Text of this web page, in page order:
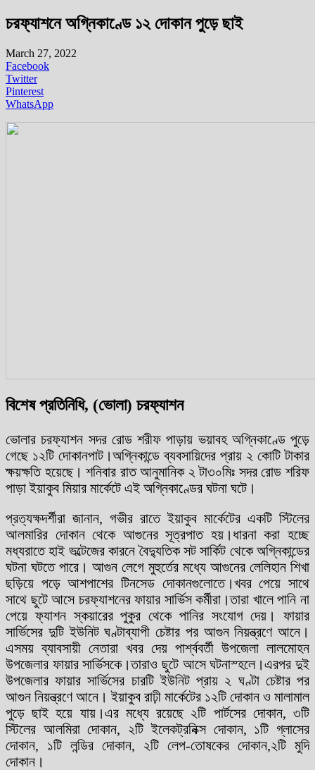
চরফ্যাশনে অগ্নিকাণ্ডে ১২ দোকান পুড়ে ছাই
March 27, 2022
Facebook
Twitter
Pinterest
WhatsApp
বিশেষ প্রতিনিধি, (ভোলা) চরফ্যাশন
ভোলার চরফ্যাশন সদর রোড শরীফ পাড়ায় ভয়াবহ অগ্নিকাণ্ডে পুড়ে
গেছে ১২টি দোকানপাট।অগ্নিকান্ডে ব্যবসায়িদের প্রায় ২ কোটি টাকার
ক্ষয়ক্ষতি হয়েছে। শনিবার রাত আনুমানিক ২ টা৩০মিঃ সদর রোড শরিফ
পাড়া ইয়াকুব মিয়ার মার্কেটে এই অগ্নিকাণ্ডের ঘটনা ঘটে।
প্রত্যক্ষদর্শীরা জানান, গভীর রাতে ইয়াকুব মার্কেটের একটি স্টিলের
আলমারির দোকান থেকে আগুনের সূত্রপাত হয়।ধারনা করা হচ্ছে
মধ্যরাতে হাই ভল্টেজের কারনে বৈদ্যুতিক সট সার্কিট থেকে অগ্নিকান্ডের
ঘটনা ঘটতে পারে। আগুন লেগে মুহুর্তের মধ্যে আগুনের লেলিহান শিখা
ছড়িয়ে পড়ে আশপাশের টিনসেড দোকানগুলোতে।খবর পেয়ে সাথে
সাথে ছুটে আসে চরফ্যাশনের ফায়ার সার্ভিস কর্মীরা।তারা খালে পানি না
পেয়ে ফ্যাশন স্কয়ারের পুকুর থেকে পানির সংযোগ দেয়। ফায়ার
সার্ভিসের দুটি ইউনিট ঘণ্টাব্যাপী চেষ্টার পর আগুন নিয়ন্ত্রণে আনে।
এসময় ব্যাবসায়ী নেতারা খবর দেয় পার্শ্ববর্তী উপজেলা লালমোহন
উপজেলার ফায়ার সার্ভিসকে।তারাও ছুটে আসে ঘটনাস্হলে।এরপর দুই
উপজেলার ফায়ার সার্ভিসের চারটি ইউনিট প্রায় ২ ঘণ্টা চেষ্টার পর
আগুন নিয়ন্ত্রণে আনে। ইয়াকুব রাঢ়ী মার্কেটের ১২টি দোকান ও মালামাল
পুড়ে ছাই হয়ে যায়।এর মধ্যে রয়েছে ২টি পার্টসের দোকান, ৩টি
স্টিলের আলমিরা দোকান, ২টি ইলেকট্রনিক্স দোকান, ১টি গ্লাসের
দোকান, ১টি লন্ডির দোকান, ২টি লেপ-তোষকের দোকান,২টি মুদি
দোকান।